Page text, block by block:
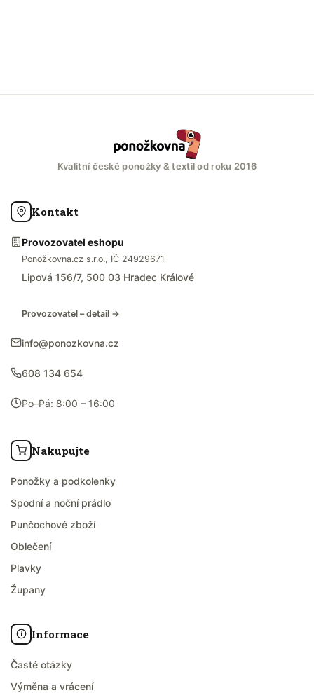
Kvalitní české ponožky & textil od roku 2016
Kontakt
Provozovatel eshopu
Ponožkovna.cz s.r.o., IČ 24929671
Lipová 156/7, 500 03 Hradec Králové
Provozovatel – detail →
info@ponozkovna.cz
608 134 654
Po–Pá: 8:00 – 16:00
Nakupujte
Ponožky a podkolenky
Spodní a noční prádlo
Punčochové zboží
Oblečení
Plavky
Župany
Informace
Časté otázky
Výměna a vrácení